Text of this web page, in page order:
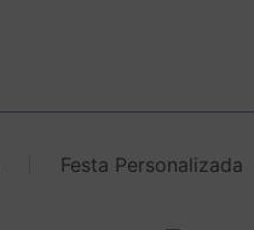
Festa Personalizada